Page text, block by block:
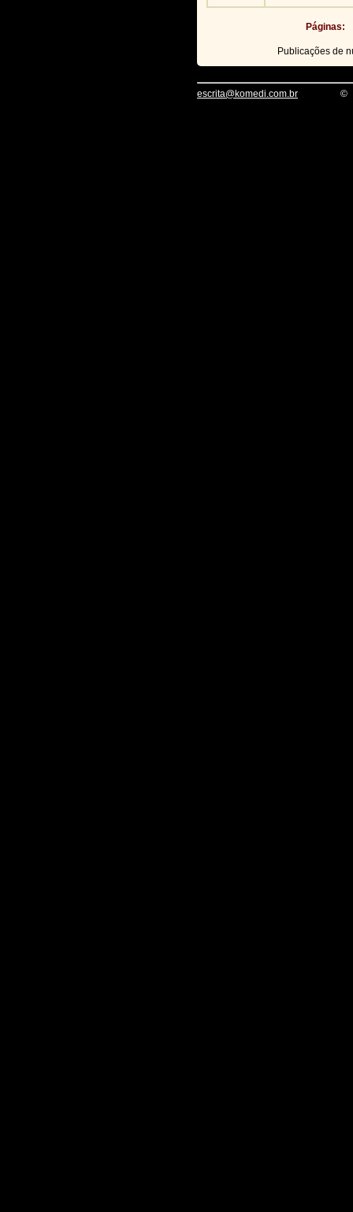
Páginas:
Publicações de
escrita@komedi.com.br ©